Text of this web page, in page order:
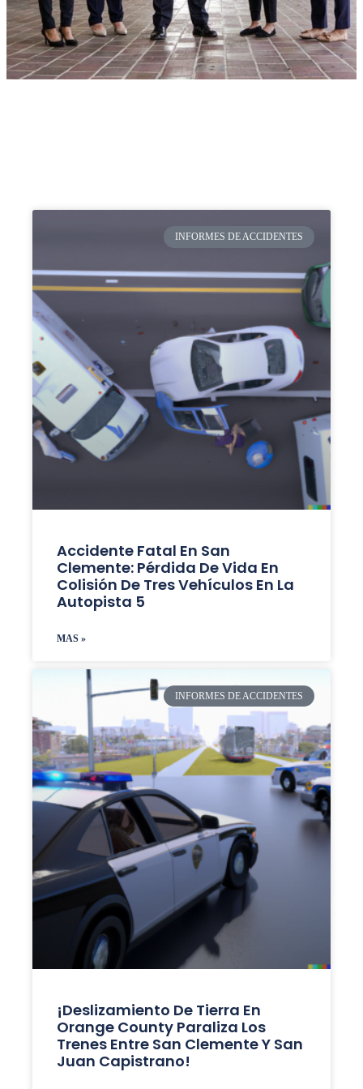
INFORMES DE ACCIDENTES
Accidente Fatal En San
Clemente: Pérdida De Vida En
Colisión De Tres Vehículos En La
Autopista 5
MAS »
INFORMES DE ACCIDENTES
¡Deslizamiento De Tierra En
Orange County Paraliza Los
Trenes Entre San Clemente Y San
Juan Capistrano!